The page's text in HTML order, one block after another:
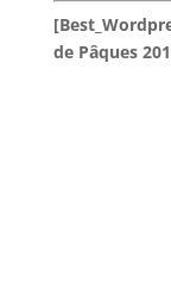
de Pâques